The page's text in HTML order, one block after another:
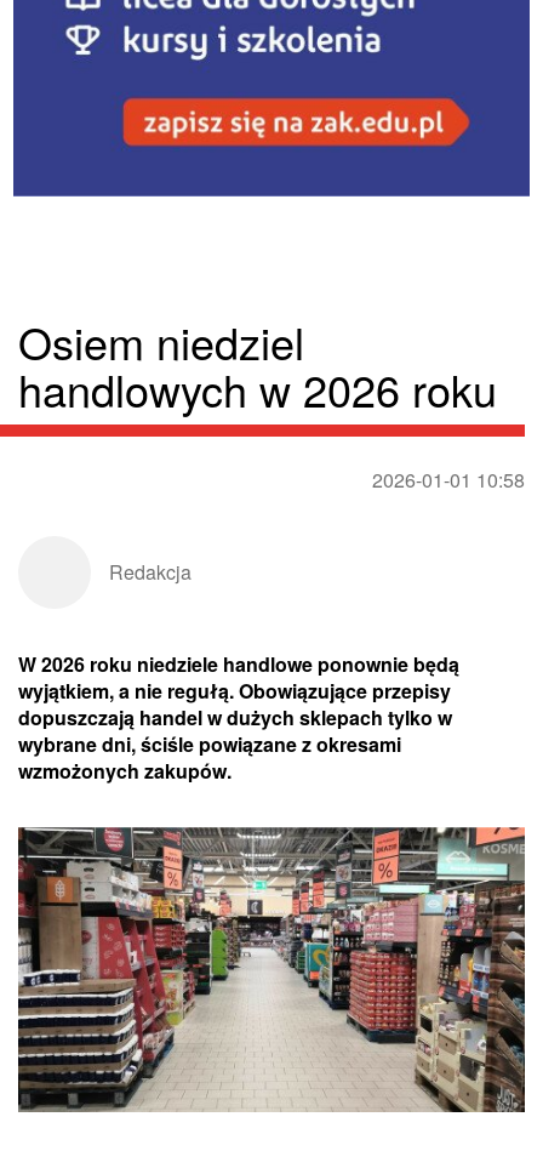
Osiem niedziel
handlowych w 2026 roku
2026-01-01 10:58
Redakcja
W 2026 roku niedziele handlowe ponownie będą
wyjątkiem, a nie regułą. Obowiązujące przepisy
dopuszczają handel w dużych sklepach tylko w
wybrane dni, ściśle powiązane z okresami
wzmożonych zakupów.